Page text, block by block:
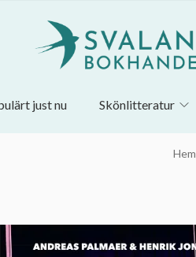
just nu Skönlitteratur
Hem